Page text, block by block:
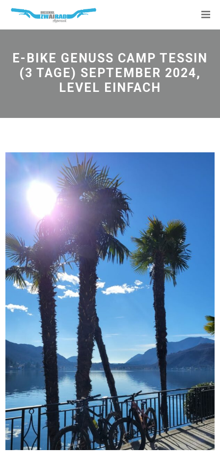
E-BIKE GENUSS CAMP TESSIN
(3 TAGE) SEPTEMBER 2024,
LEVEL EINFACH